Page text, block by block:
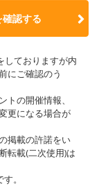
認する
しておりますが内
にご確認のう
の開催情報、
更になる場合が
掲載の許諾をい
転載(二次使用)は
。